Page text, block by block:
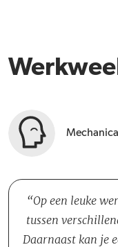
Op een leuke
tussen
Daarnaast kan je